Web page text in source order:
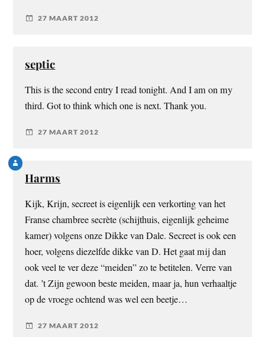
27 MAART 2012
septic
This is the second entry I read tonight. And I am on my
third. Got to think which one is next. Thank you.
27 MAART 2012
Harms
Kijk, Krijn, secreet is eigenlijk een verkorting van het
Franse chambree secrète (schijthuis, eigenlijk geheime
kamer) volgens onze Dikke van Dale. Secreet is ook een
hoer, volgens diezelfde dikke van D. Het gaat mij dan
ook veel te ver deze “meiden” zo te betitelen. Verre van
dat. ’t Zijn gewoon beste meiden, maar ja, hun verhaaltje
op de vroege ochtend was wel een beetje…
27 MAART 2012